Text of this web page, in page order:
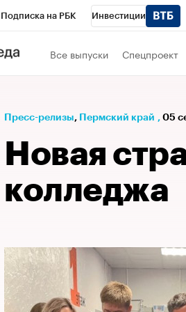
Подписка на РБК Инвестиции
Телеканал
Спецпроекты
Все выпуски Спецпроект
Пресс-релизы⁠, Пермский край , 05
Новая
колледжа